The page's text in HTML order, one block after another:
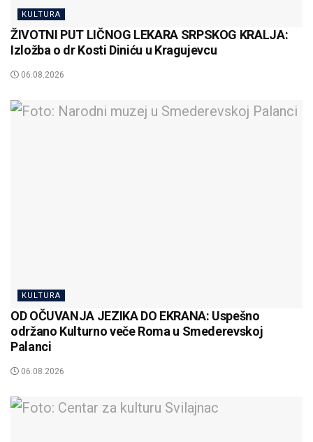
KULTURA
ŽIVOTNI PUT LIČNOG LEKARA SRPSKOG KRALJA:
Izložba o dr Kosti Diniću u Kragujevcu
06.08.2026
KULTURA
OD OČUVANJA JEZIKA DO EKRANA: Uspešno
održano Kulturno veče Roma u Smederevskoj
Palanci
06.08.2026